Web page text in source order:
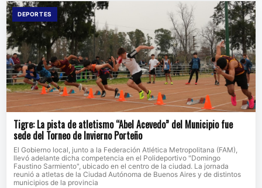
DEPORTES
Tigre: La pista de atletismo “Abel Acevedo” del Municipio fue
sede del Torneo de Invierno Porteño
El Gobierno local, junto a la Federación Atlética Metropolitana (FAM),
llevó adelante dicha competencia en el Polideportivo "Domingo
Faustino Sarmiento", ubicado en el centro de la ciudad. La jornada
reunió a atletas de la Ciudad Autónoma de Buenos Aires y de distintos
municipios de la provincia